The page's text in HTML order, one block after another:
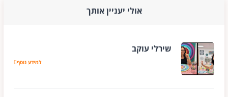
אולי יעניין אותך
שירלי עוקב
שירלי עוקב
למידע נוסף